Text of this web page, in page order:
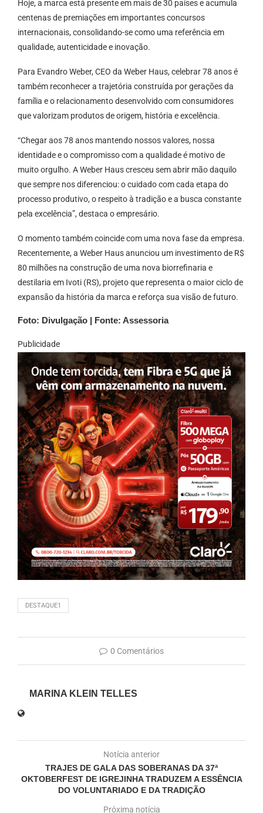
Hoje, a marca está presente em mais de 30 países e acumula
centenas de premiações em importantes concursos
internacionais, consolidando-se como uma referência em
qualidade, autenticidade e inovação.
Para Evandro Weber, CEO da Weber Haus, celebrar 78 anos é
também reconhecer a trajetória construída por gerações da
família e o relacionamento desenvolvido com consumidores
que valorizam produtos de origem, história e excelência.
“Chegar aos 78 anos mantendo nossos valores, nossa
identidade e o compromisso com a qualidade é motivo de
muito orgulho. A Weber Haus cresceu sem abrir mão daquilo
que sempre nos diferenciou: o cuidado com cada etapa do
processo produtivo, o respeito à tradição e a busca constante
pela excelência”, destaca o empresário.
O momento também coincide com uma nova fase da empresa.
Recentemente, a Weber Haus anunciou um investimento de R$
80 milhões na construção de uma nova biorrefinaria e
destilaria em Ivoti (RS), projeto que representa o maior ciclo de
expansão da história da marca e reforça sua visão de futuro.
Foto: Divulgação | Fonte: Assessoria
Publicidade
DESTAQUE1
0 Comentários
MARINA KLEIN TELLES
Notícia anterior
TRAJES DE GALA DAS SOBERANAS DA 37ª
OKTOBERFEST DE IGREJINHA TRADUZEM A ESSÊNCIA
DO VOLUNTARIADO E DA TRADIÇÃO
Próxima notícia